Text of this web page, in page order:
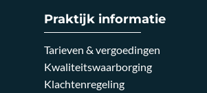
Praktijk informatie
Tarieven & vergoedingen
Kwaliteitswaarborging
Klachtenregeling